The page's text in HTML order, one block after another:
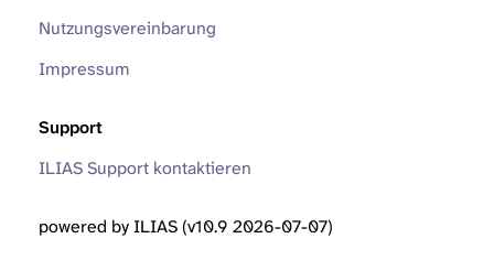
Nutzungsvereinbarung
Impressum
Support
ILIAS Support kontaktieren
powered by ILIAS (v10.9 2026-07-07)